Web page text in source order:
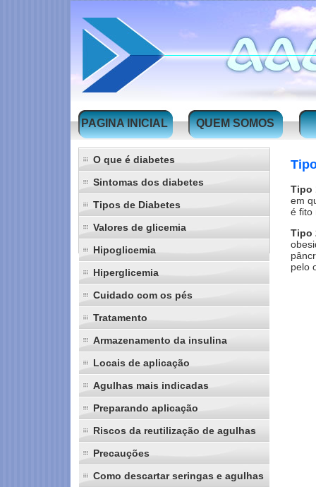
PAGINA INICIAL QUEM SOMOS
O que é diabetes
Sintomas dos diabetes
Tipos de Diabetes
Valores de glicemia
Hipoglicemia
Hiperglicemia
Cuidado com os pés
Tratamento
Armazenamento da insulina
Locais de aplicação
Agulhas mais indicadas
Preparando aplicação
Riscos da reutilização de agulhas
Precauções
Como descartar seringas e agulhas
Tipo
em
é fito
Tipo
pelo